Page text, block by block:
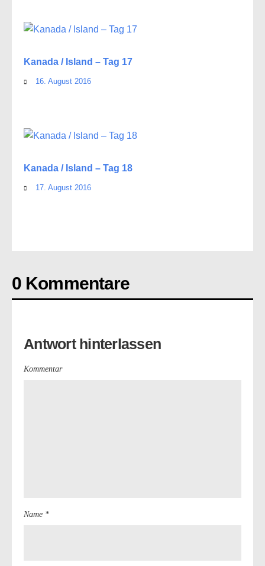
Kanada / Island – Tag 17
16. August 2016
Kanada / Island – Tag 18
17. August 2016
0 Kommentare
Antwort hinterlassen
Kommentar
Name *